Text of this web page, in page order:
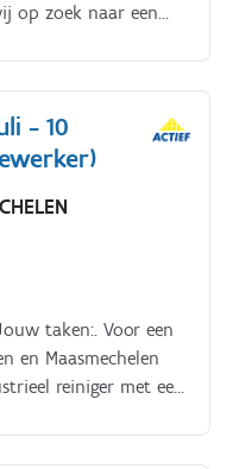
op zoek naar een
- 10
taken:. Voor een
en Maasmechelen
reiniger met een